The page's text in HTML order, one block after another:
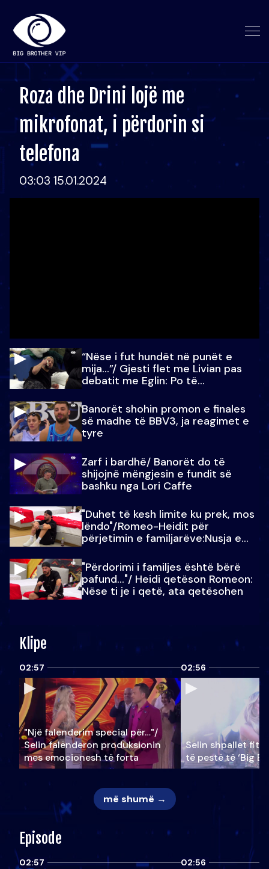
Roza dhe Drini lojë me
mikrofonat, i përdorin si
telefona
03:03 15.01.2024
“Nëse i fut hundët në punët e
mija…”/ Gjesti flet me Livian pas
debatit me Eglin: Po të
Banorët shohin promon e finales
së madhe të BBV3, ja reagimet e
tyre
Zarf i bardhë/ Banorët do të
shijojnë mëngjesin e fundit së
bashku nga Lori Caffe
"Duhet të kesh limite ku prek, mos
lëndo"/Romeo-Heidit për
përjetimin e familjarëve:Nusja e
"Përdorimi i familjes është bërë
pafund…"/ Heidi qetëson Romeon:
Nëse ti je i qetë, ata qetësohen
Klipe
02:57
"Një falenderim special për…"/
Selin falënderon produksionin
mes emocionesh të forta
02:56
Selin shpallet
të pestë të ‘Big
më shumë →
Episode
02:57 02:56